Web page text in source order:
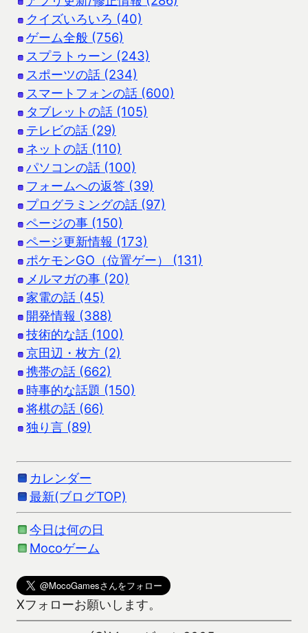
クイズいろいろ (40)
ゲーム全般 (756)
スプラトゥーン (243)
スポーツの話 (234)
スマートフォンの話 (600)
タブレットの話 (105)
テレビの話 (29)
ネットの話 (110)
パソコンの話 (100)
フォームへの返答 (39)
プログラミングの話 (97)
ページの事 (150)
ページ更新情報 (173)
ポケモンGO（位置ゲー） (131)
メルマガの事 (20)
家電の話 (45)
開発情報 (388)
技術的な話 (100)
京田辺・枚方 (2)
携帯の話 (662)
時事的な話題 (150)
将棋の話 (66)
独り言 (89)
カレンダー
最新(ブログTOP)
今日は何の日
Mocoゲーム
Xフォローお願いします。